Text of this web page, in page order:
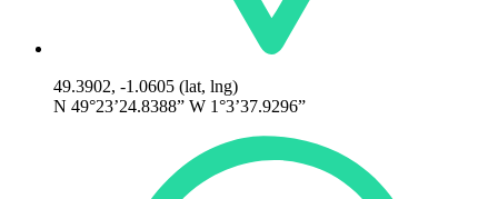
49.3902, -1.0605 (lat, lng)
N 49°23’24.8388” W 1°3’37.9296”